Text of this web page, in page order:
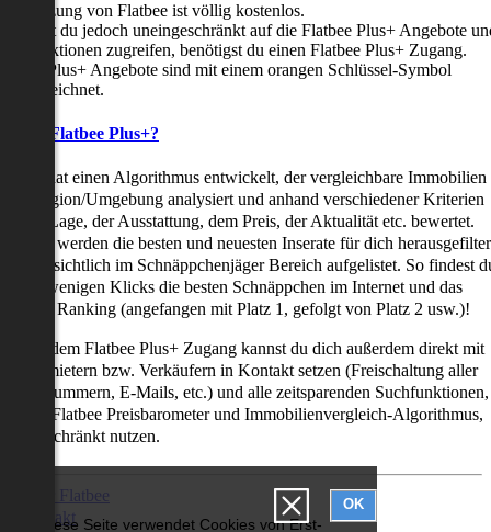
Diese Seite verwendet Cookies von Erst-
OK
Nutzung von Flatbee ist völlig kostenlos.
du jedoch uneingeschränkt auf die Flatbee Plus+ Angebote
zugreifen, benötigst du einen Flatbee Plus+ Zugang.
Plus+ Angebote sind mit einem orangen Schlüssel-Symbol
ist Flatbee Plus+?
hat einen Algorithmus entwickelt, der vergleichbare Immobilien
Region/Umgebung analysiert und anhand verschiedener Kriterien
der Lage, der Ausstattung, dem Preis, der Aktualität etc. bewertet.
werden die besten und neuesten Inserate für dich
übersichtlich im Schnäppchenjäger Bereich aufgelistet. So findest
nur wenigen Klicks die besten Schnäppchen im Internet und das
als Ranking (angefangen mit Platz 1, gefolgt von Platz 2 usw.)!
mit dem Flatbee Plus+ Zugang kannst du dich außerdem direkt mit
Vermietern bzw. Verkäufern in Kontakt setzen (Freischaltung aller
E-Mails, etc.) und alle zeitsparenden Suchfunktionen,
den Flatbee Preisbarometer und Immobilienvergleich-Algorithmus,
nutzen.
Über Flatbee
Kontakt